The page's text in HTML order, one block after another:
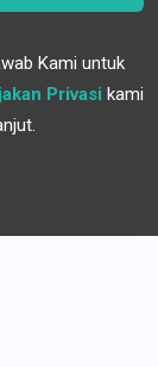
Kami untuk
Privasi kami